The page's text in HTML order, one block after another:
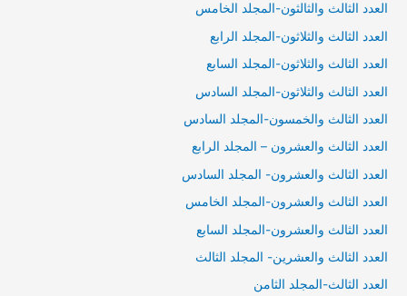
العدد الثالث والثالثون-المجلد الخامس
العدد الثالث والثلاثون-المجلد الرابع
العدد الثالث والثلاثون-المجلد السابع
العدد الثالث والثلاثون-المجلد السادس
العدد الثالث والخمسون-المجلد السادس
العدد الثالث والعشرون – المجلد الرابع
العدد الثالث والعشرون- المجلد السادس
العدد الثالث والعشرون-المجلد الخامس
العدد الثالث والعشرون-المجلد السابع
العدد الثالث والعشرين- المجلد الثالث
العدد الثالث-المجلد الثامن